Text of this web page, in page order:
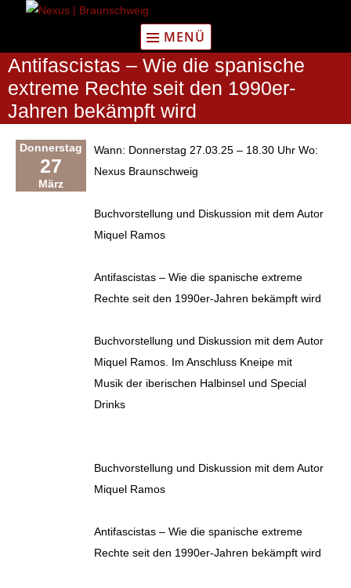
springen
MENÜ
Antifascistas – Wie die spanische
extreme Rechte seit den 1990er-
Jahren bekämpft wird
Donnerstag
27
März
Wann: Donnerstag 27.03.25 – 18.30 Uhr Wo:
Nexus Braunschweig
Buchvorstellung und Diskussion mit dem Autor
Miquel Ramos
Antifascistas – Wie die spanische extreme
Rechte seit den 1990er-Jahren bekämpft wird
Buchvorstellung und Diskussion mit dem Autor
Miquel Ramos. Im Anschluss Kneipe mit
Musik der iberischen Halbinsel und Special
Drinks
Buchvorstellung und Diskussion mit dem Autor
Miquel Ramos
Antifascistas – Wie die spanische extreme
Rechte seit den 1990er-Jahren bekämpft wird